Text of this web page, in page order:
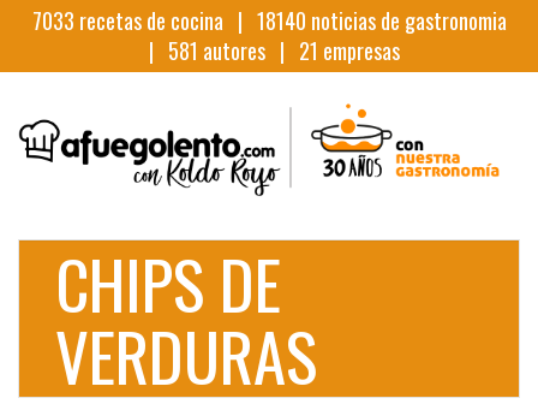
7033 recetas de cocina | 18140 noticias de gastronomia
| 581 autores | 21 empresas
CHIPS DE
VERDURAS